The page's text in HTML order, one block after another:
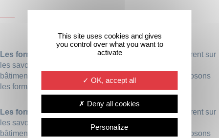
Les formations techniques d’Alucampus
se concentrent sur
les savoir-faire clés de l’aluminium pour l’enveloppe du
bâtiment. Parmi les modules proposés, nous vous proposons
les formations :
Les formations techniques d’Alucampusse concentrent sur
les savoir-faire clés de l’aluminium pour l’enveloppe du
bâtiment. Parmi les modules proposés, nous vous proposons
This site uses cookies and gives
you control over what you want to
activate
OK, accept all
Deny all cookies
Personalize